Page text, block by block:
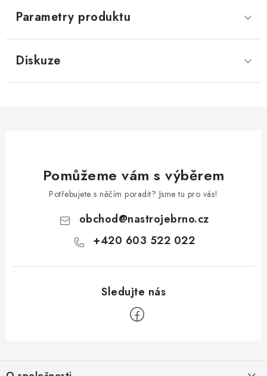
Parametry produktu
Diskuze
Pomůžeme vám s výběrem
Potřebujete s něčím poradit? Jsme tu pro vás!
obchod@nastrojebrno.cz
+420 603 522 022